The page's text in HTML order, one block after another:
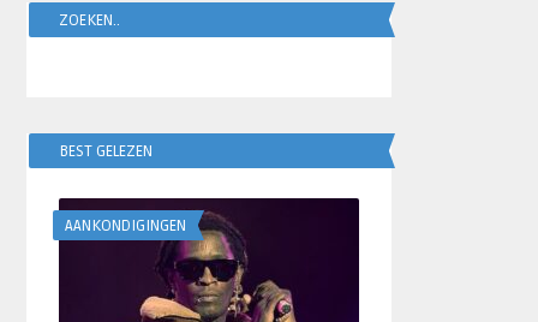
ZOEKEN..
BEST GELEZEN
AANKONDIGINGEN